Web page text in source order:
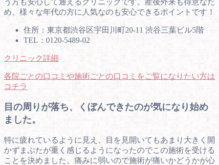
め、様々な年代の方に人気なのも安心できるポイントです！
住所：東京都渋谷区宇田川町20-11 渋谷三葉ビル5階
TEL：0120-5489-02
クリニック詳細
各院ごとの口コミや施術ごとの口コミをご覧になりたい方は
コチラ
目の周りが落ち、くぼんできたのが気になり始め
ました。
特に疲れているように見え、目を見開いてもあまり大きく開
かずまぶたが重く感じるようになったのでこの施術を受ける
ことを決めました。痛みに弱いので施術が痛いかどうかが心